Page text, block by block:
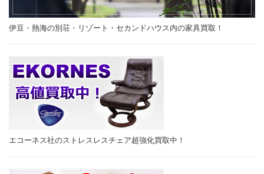
伊豆・熱海の別荘・リゾート・セカンドハウス内の家具買取！
エコーネス社のストレスレスチェア超強化買取中！